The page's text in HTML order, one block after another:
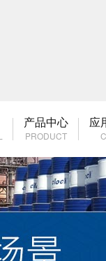
产品中心
PRODUCT
应